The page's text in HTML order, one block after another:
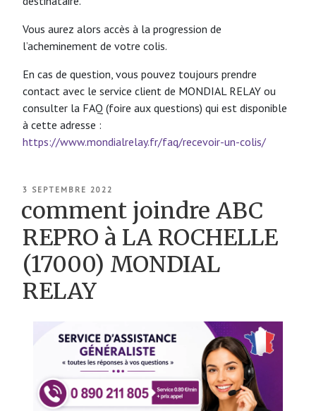
Vous aurez alors accès à la progression de
l’acheminement de votre colis.
En cas de question, vous pouvez toujours prendre
contact avec le service client de MONDIAL RELAY ou
consulter la FAQ (foire aux questions) qui est disponible
à cette adresse :
https://www.mondialrelay.fr/faq/recevoir-un-colis/
PUBLIÉ
3 SEPTEMBRE 2022
comment joindre ABC
REPRO à LA ROCHELLE
(17000) MONDIAL
RELAY